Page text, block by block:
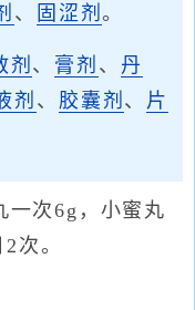
、 固涩剂。
剂 、 膏剂 、 丹
剂 、 胶囊剂 、 片
一次6g，小蜜丸
次。